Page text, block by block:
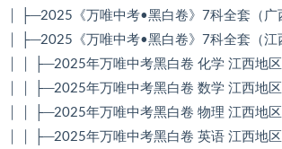
│ ├─2025《万唯中考•黑白卷》7科全套（广
│ ├─2025《万唯中考•黑白卷》7科全套（江
│ │ ├─2025年万唯中考黑白卷 化学 江西地区
│ │ ├─2025年万唯中考黑白卷 数学 江西地区
│ │ ├─2025年万唯中考黑白卷 物理 江西地区
│ │ ├─2025年万唯中考黑白卷 英语 江西地区